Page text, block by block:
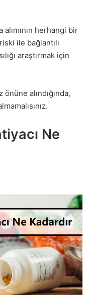
herhangi bir
ile bağlantılı
araştırmak için
alındığında,
Ne